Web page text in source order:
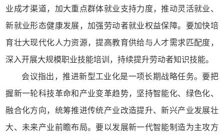
业成才渠道，加大重点群体就业支持力度，推动灵活就业、
新就业形态健康发展，加强劳动者就业权益保障。要加快培
育壮大现代化人力资源，提高教育供给与人才需求匹配度，
深入开展大规模职业技能培训，持续提升劳动者知识技能。
会议指出，推进新型工业化是一项长期战略任务。要把
握新一轮科技革命和产业变革趋势，坚持智能化、绿色化、
融合化方向，统筹推进传统产业改造提升、新兴产业发展壮
大、未来产业前瞻布局。要以发展新一代智能制造为主攻方